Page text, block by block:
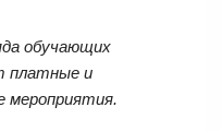
обучающих
платные и
мероприятия.